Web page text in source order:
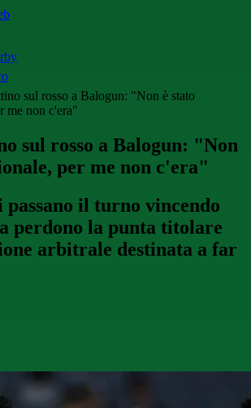
sul rosso a Balogun: "Non è stato
me non c'era"
sul rosso a Balogun: "Non
per me non c'era"
il turno vincendo
perdono la punta titolare
arbitrale destinata a far